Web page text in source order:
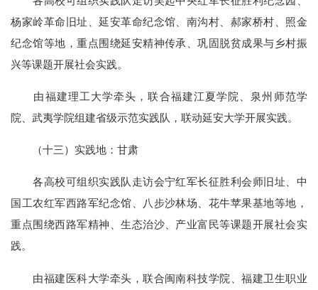
杨家岭革命旧址、延安革命纪念馆、南沟村、郝家桥村、照金
纪念馆等地，重点围绕延安精神传承、巩固脱贫成果与乡村振
兴等课题开展社会实践。
由福建理工大学牵头，联合福建江夏学院、泉州师范学
院、武夷学院组建省级示范实践队，联动延安大学开展实践。
（十三）实践地：甘肃
各高校可组织实践队走访会宁红军长征胜利会师旧址、中
国工农红军西路军纪念馆、八步沙林场、花牛苹果基地等地，
重点围绕西路军精神、生态治沙、产业富民等课题开展社会实
践。
由福建医科大学牵头，联合闽南科技学院、福建卫生职业